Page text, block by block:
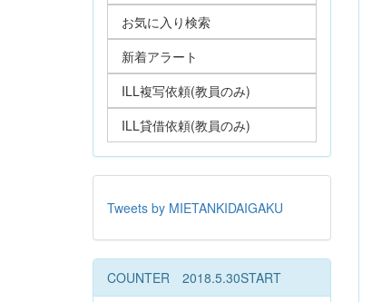
お気に入り検索
新着アラート
ILL複写依頼(教員のみ)
ILL貸借依頼(教員のみ)
Tweets by MIETANKIDAIGAKU
COUNTER 2018.5.30START